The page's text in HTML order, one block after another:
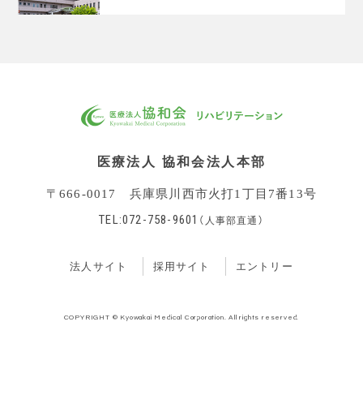
医療法人 協和会法人本部
〒666-0017 兵庫県川西市火打1丁目7番13号
TEL:072-758-9601 （人事部直通）
法人サイト 採用サイト エントリー
COPYRIGHT © Kyowakai Medical Corporation. All rights reserved.